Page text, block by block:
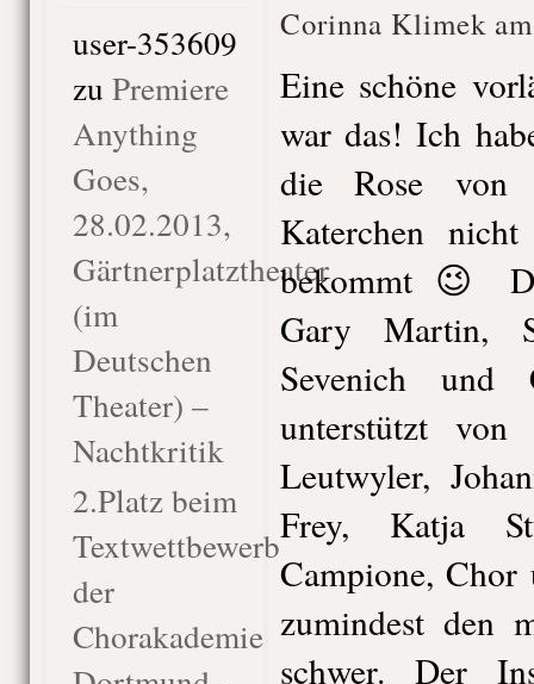
user-353609
zu Premiere
Anything
Goes,
28.02.2013,
Gärtnerplatztheater
(im
Deutschen
Theater) –
Nachtkritik
2.Platz beim
Textwettbewerb
der
Chorakademie
Corinna Klimek
Eine schöne
war das! Ich
die Rose von
Katerchen
bekommt 😉
Gary Martin,
Sevenich und
unterstützt von
Leutwyler,
Frey, Katja
Campione, Chor
zumindest den
schwer. Der